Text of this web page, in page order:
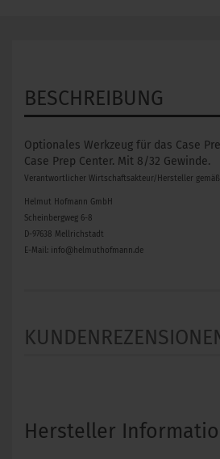
BESCHREIBUNG
Optionales Werkzeug für das Case
Case Prep Center. Mit ​8/32 Gewinde.
Verantwortlicher Wirtschaftsakteur/Hersteller
Helmut Hofmann GmbH
Scheinbergweg 6-8
D-97638 Mellrichstadt
E-Mail: info@helmuthofmann.de
Hersteller